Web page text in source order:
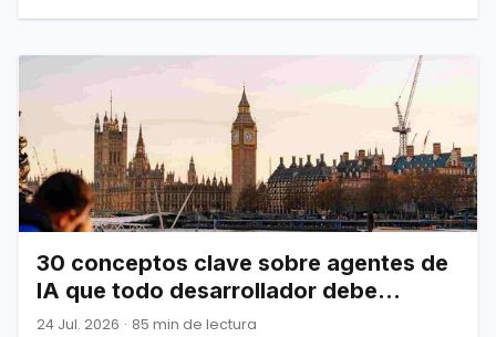
30 conceptos clave sobre agentes de
IA que todo desarrollador debe
dominar
24 Jul. 2026 · 85 min de lectura